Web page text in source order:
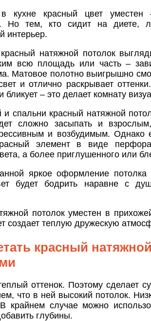
кухне красный цвет уместен
Но тем, кто сидит на диете,
интерьер.
красный натяжной потолок
всю площадь или часть –
Матовое полотно выигрышно
и отлично раскрывает
бликует – это делает комнату
и спальни красный натяжной
сложно засыпать и
и возбудимым.
элемент в виде
а более приглушенного или
яркое оформление
будет бодрить наравне с
потолок уместен в
создает теплую дружескую
красный
оттенок. Поэтому сделает
что в ней высокий потолок.
крайнем случае можно
глубины.